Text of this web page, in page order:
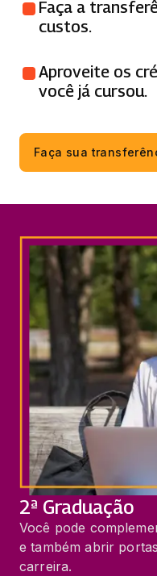
Faça a
custos.
Aproveite os
você já cursou.
Faça sua
2ª Graduação
Você pode
e também abrir
carreira.